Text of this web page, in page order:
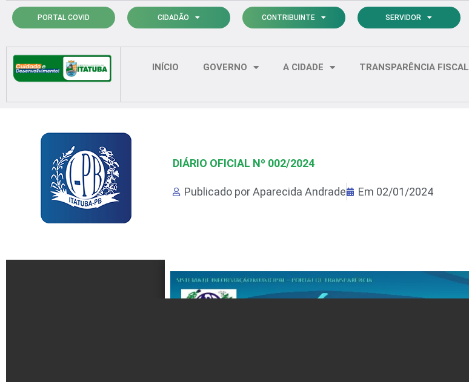
para
conteúdo
PORTAL COVID CIDADÃO CONTRIBUINTE SERVIDOR
INÍCIO GOVERNO A CIDADE TRANSPARÊNCIA FISCAL
DIÁRIO OFICIAL Nº 002/2024
Publicado porAparecida Andrade Em 02/01/2024